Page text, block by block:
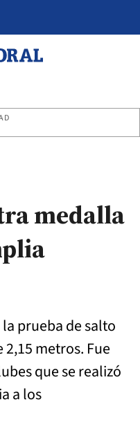
medalla
prueba de salto
metros. Fue
que se realizó
a los